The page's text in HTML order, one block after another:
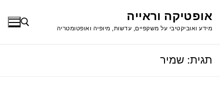
לתוכןאופטיקה וראייה
מידע ואוביקטיבי על משקפיים, עדשות, מיופיה ואופטומטריה
תגית: שמיר